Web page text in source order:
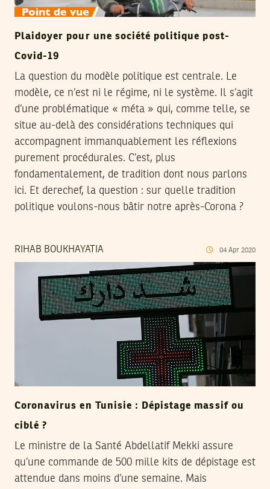
Plaidoyer pour une société politique post-
Covid-19
La question du modèle politique est centrale. Le
modèle, ce n’est ni le régime, ni le système. Il s’agit
d’une problématique « méta » qui, comme telle, se
situe au-delà des considérations techniques qui
accompagnent immanquablement les réflexions
purement procédurales. C’est, plus
fondamentalement, de tradition dont nous parlons
ici. Et derechef, la question : sur quelle tradition
politique voulons-nous bâtir notre après-Corona ?
RIHAB BOUKHAYATIA 04 Apr 2020
Coronavirus en Tunisie : Dépistage massif ou
ciblé ?
Le ministre de la Santé Abdellatif Mekki assure
qu’une commande de 500 mille kits de dépistage est
attendue dans moins d’une semaine. Mais